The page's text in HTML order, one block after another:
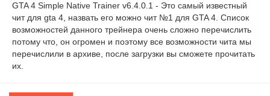
GTA 4 Simple Native Trainer v6.4.0.1 - Это самый известный
чит для gta 4, назвать его можно чит №1 для GTA 4. Список
возможностей данного трейнера очень сложно перечислить
потому что, он огромен и поэтому все возможности чита мы
перечислили в архиве, после загрузки вы сможете прочитать
их.